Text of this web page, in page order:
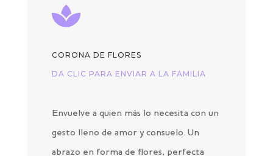

CORONA DE FLORES
DA CLIC PARA ENVIAR A LA FAMILIA
Envuelve a quien más lo necesita con un
gesto lleno de amor y consuelo. Un
abrazo en forma de flores, perfecta